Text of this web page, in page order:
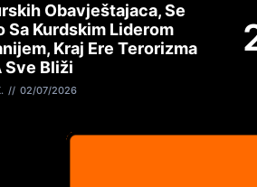
Obavještajaca, Se
Sa Kurdskim Liderom
Kraj Ere Terorizma
Sve Bliži
02/07/2026